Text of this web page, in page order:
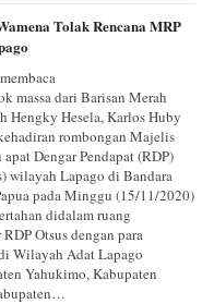
Tolak Rencana MRP
massa dari Barisan Merah
Hengky Hesela, Karlos Huby
rombongan Majelis
Dengar Pendapat (RDP)
wilayah Lapago di Bandara
pada Minggu (15/11/2020)
didalam ruang
Otsus dengan para
Wilayah Adat Lapago
Yahukimo, Kabupaten